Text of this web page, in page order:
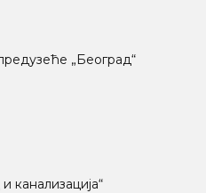
„Београд“
канализација“